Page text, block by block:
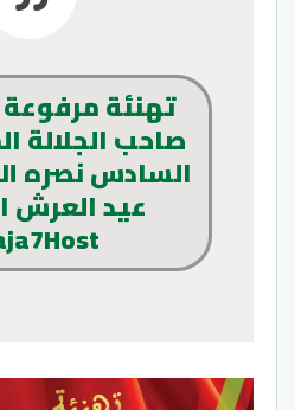
تهنئة
صاحب الجلالة
السادس نصره
عيد العرش